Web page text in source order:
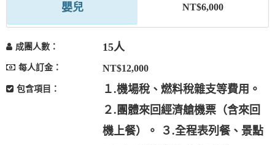
嬰兒 NT$6,000
成團人數： 15人
每人訂金： NT$12,000
包含項目：
１.機場稅、燃料稅雜支等費用。
２.團體來回經濟艙機票（含來回
機上餐）。 ３.全程表列餐、景點